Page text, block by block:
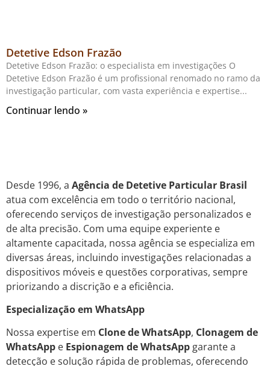
Detetive Edson Frazão
Detetive Edson Frazão: o especialista em investigações O
Detetive Edson Frazão é um profissional renomado no ramo da
investigação particular, com vasta experiência e expertise
Continuar lendo »
Desde 1996, a Agência de Detetive Particular Brasil
atua com excelência em todo o território nacional,
oferecendo serviços de investigação personalizados e
de alta precisão. Com uma equipe experiente e
altamente capacitada, nossa agência se especializa em
diversas áreas, incluindo investigações relacionadas a
dispositivos móveis e questões corporativas, sempre
priorizando a discrição e a eficiência.
Especialização em WhatsApp
Nossa expertise em Clone de WhatsApp, Clonagem de
WhatsApp e Espionagem de WhatsAppgarante a
detecção e solução rápida de problemas, oferecendo